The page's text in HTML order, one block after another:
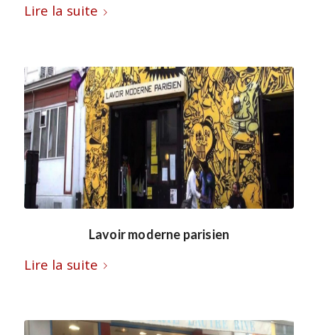
Lire la suite
Lavoir moderne parisien
Lire la suite